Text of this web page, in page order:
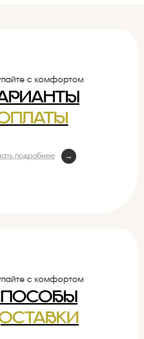
подробнее →
с комфортом
с комфортом